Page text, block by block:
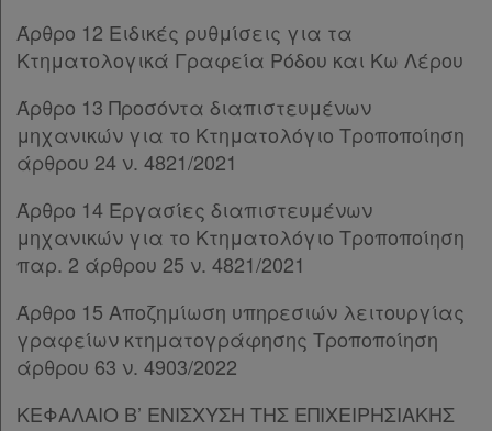
Χρήσιμα
Assistant
Νομολογία
Kodiko
Forum
Άρθρο 12 Ειδικές ρυθμίσεις για τα
Κτηματολογικά Γραφεία Ρόδου και Κω Λέρου
Άρθρο 13 Προσόντα διαπιστευμένων
μηχανικών για το Κτηματολόγιο Τροποποίηση
άρθρου 24 ν. 4821/2021
Άρθρο 14 Εργασίες διαπιστευμένων
μηχανικών για το Κτηματολόγιο Τροποποίηση
παρ. 2 άρθρου 25 ν. 4821/2021
Άρθρο 15 Αποζημίωση υπηρεσιών λειτουργίας
γραφείων κτηματογράφησης Tροποποίηση
άρθρου 63 ν. 4903/2022
ΚΕΦΑΛΑΙΟ Β’ ΕΝΙΣΧΥΣΗ ΤΗΣ ΕΠΙΧΕΙΡΗΣΙΑΚΗΣ